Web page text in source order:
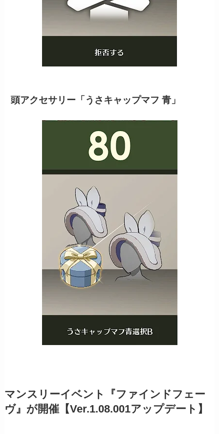
頭アクセサリー「うさキャップマフ 青」
マンスリーイベント『ファインドフェー
ヴ』が開催【Ver.1.08.001アップデート】